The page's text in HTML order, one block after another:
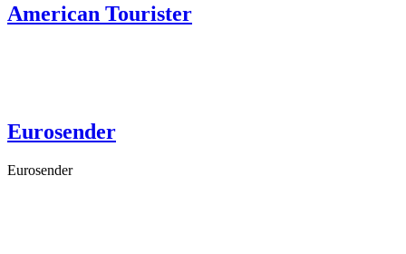
American Tourister
Eurosender
Eurosender